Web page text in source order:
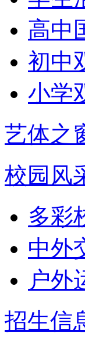
高中
初中
小学
艺体之
校园风
多彩
中外
户外
招生信